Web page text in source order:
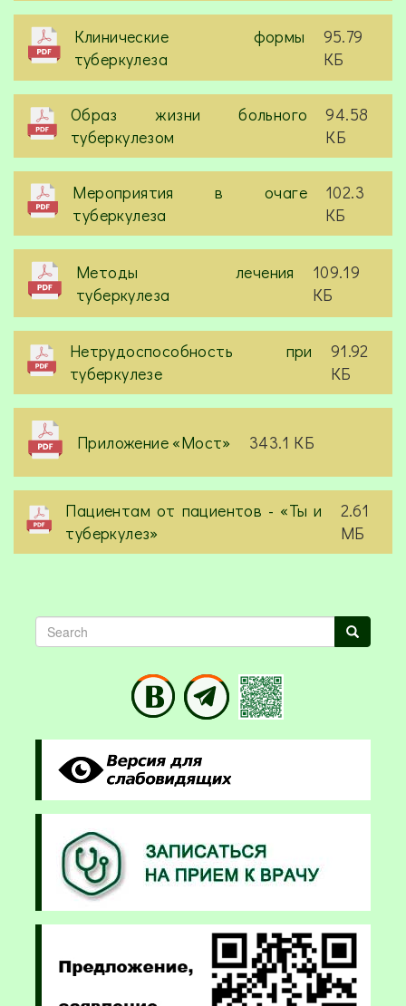
Клинические формы
туберкулеза
95.79
КБ
Образ жизни больного
туберкулезом
94.58
КБ
Мероприятия в очаге
туберкулеза
102.3
КБ
Методы лечения
туберкулеза
109.19
КБ
Нетрудоспособность при
туберкулезе
91.92
КБ
Приложение «Мост» 343.1 КБ
Пациентам от пациентов - «Ты и
туберкулез»
2.61
МБ
Search Search